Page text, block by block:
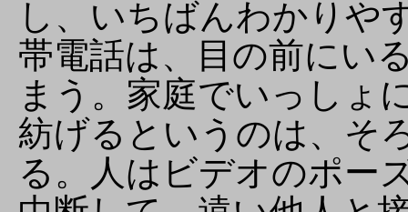
し、いちばんわかりや
帯電話は、目の前にい
まう。家庭でいっしょ
紡げるというのは、そ
る。人はビデオのポー